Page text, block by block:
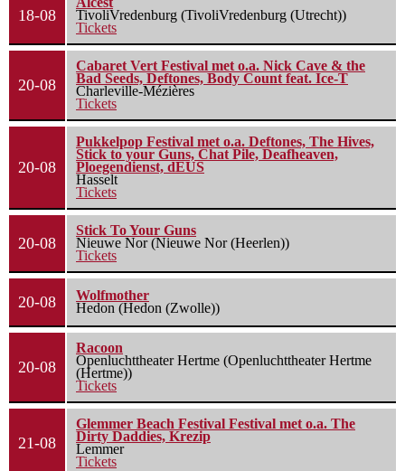
18-08
TivoliVredenburg (TivoliVredenburg (Utrecht))
Tickets
20-08
Cabaret Vert Festival met o.a. Nick Cave & the
Bad Seeds, Deftones, Body Count feat. Ice-T
Charleville-Mézières
Tickets
20-08
Pukkelpop Festival met o.a. Deftones, The Hives,
Stick to your Guns, Chat Pile, Deafheaven,
Ploegendienst, dEUS
Hasselt
Tickets
20-08
Stick To Your Guns
Nieuwe Nor (Nieuwe Nor (Heerlen))
Tickets
20-08
Wolfmother
Hedon (Hedon (Zwolle))
20-08
Racoon
Openluchttheater Hertme (Openluchttheater Hertme
(Hertme))
Tickets
21-08
Glemmer Beach Festival Festival met o.a. The
Dirty Daddies, Krezip
Lemmer
Tickets